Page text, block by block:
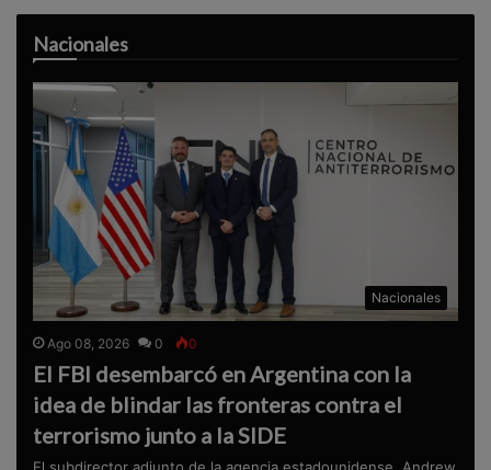
Nacionales
Nacionales
Ago 08, 2026 0 0
El FBI desembarcó en Argentina con la
idea de blindar las fronteras contra el
terrorismo junto a la SIDE